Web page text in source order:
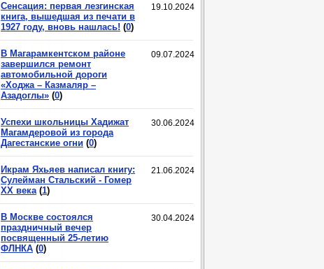
19.10.2024
Сенсация: первая лезгинская
книга, вышедшая из печати в
1927 году, вновь нашлась! (0)
09.07.2024
В Магарамкентском районе
завершился ремонт
автомобильной дороги
«Ходжа – Казмаляр –
Азадоглы» (0)
30.06.2024
Успехи школьницы Хадижат
Магамдеровой из города
Дагестанские огни (0)
21.06.2024
Икрам Яхьяев написал книгу:
Сулейман Стальский - Гомер
XX века (1)
30.04.2024
В Москве состоялся
праздничный вечер
посвященный 25-летию
ФЛНКА (0)